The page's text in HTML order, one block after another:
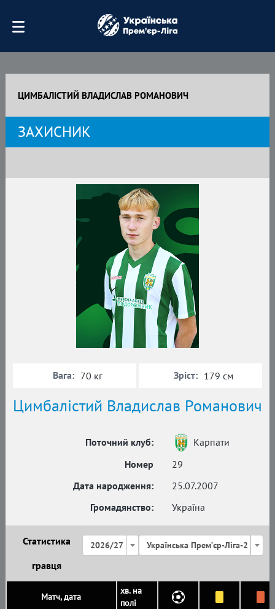
ЦИМБАЛІСТИЙ ВЛАДИСЛАВ РОМАНОВИЧ
ЗАХИСНИК
Цимбалістий Владислав Романович
Поточний клуб:
Карпати
Номер
29
Дата народження:
25.07.2007
Громадянство:
Україна
Вага: 70 кг Зріст: 179 см
Статистика
гравця
2026/27 Українська Премʼєр-Ліга-2
Матч, дата
хв. на
полі